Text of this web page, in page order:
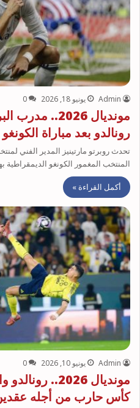
Admin يونيو 18, 2026 0
مونديال
رونالدو بعد مباراة
تحدث روبرتو مارتينيز المدير الفني
المنتخب المغمور الكونغو
أكمل القراءة »
Admin يونيو 10, 2026 0
مونديال 2026..
كأس حارب من أجله